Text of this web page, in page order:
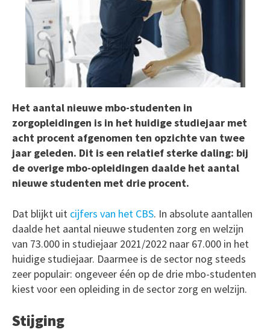
Het aantal nieuwe mbo-studenten in
zorgopleidingen is in het huidige studiejaar met
acht procent afgenomen ten opzichte van twee
jaar geleden. Dit is een relatief sterke daling: bij
de overige mbo-opleidingen daalde het aantal
nieuwe studenten met drie procent.
Dat blijkt uit cijfers van het CBS. In absolute aantallen
daalde het aantal nieuwe studenten zorg en welzijn
van 73.000 in studiejaar 2021/2022 naar 67.000 in het
huidige studiejaar. Daarmee is de sector nog steeds
zeer populair: ongeveer één op de drie mbo-studenten
kiest voor een opleiding in de sector zorg en welzijn.
Stijging